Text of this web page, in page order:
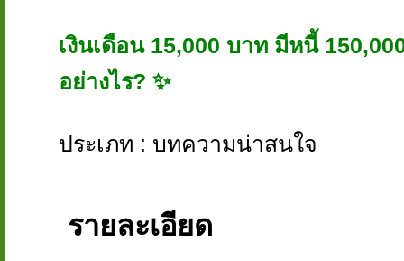
เงินเดือน 15,000 บาท มีหนี้
อย่างไร? ✨
ประเภท : บทความน่าสนใจ
รายละเอียด